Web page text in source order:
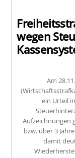
wegen
Am
ein Urteil
Aufzeichnungen
bzw. über 3
damit